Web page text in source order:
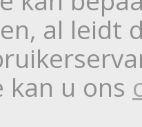
al leidt
u ons